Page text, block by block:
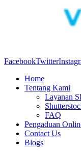
FacebookTwitter
Home
Tentang Kami
Layanan
FAQ
Pengaduan
Contact Us
Blogs